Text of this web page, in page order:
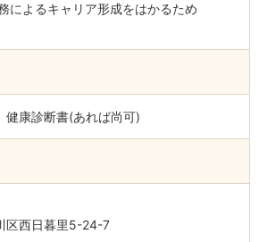
によるキャリア形成をはかるため
健康診断書(あれば尚可)
区西日暮里5-24-7